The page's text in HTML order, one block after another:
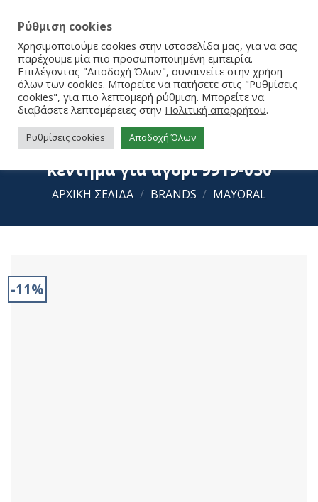
Mayoral Πετσέτα τρίγωνο με
κέντημα για αγόρι 9919-050
ΑΡΧΙΚΉ ΣΕΛΊΔΑ / BRANDS / MAYORAL
-11%
Ρύθμιση cookies
Χρησιμοποιούμε cookies στην ιστοσελίδα μας, για να σας
παρέχουμε μία πιο προσωποποιημένη εμπειρία.
Επιλέγοντας "Αποδοχή Όλων", συναινείτε στην χρήση
όλων των cookies. Μπορείτε να πατήσετε στις "Ρυθμίσεις
cookies", για πιο λεπτομερή ρύθμιση. Μπορείτε να
διαβάσετε λεπτομέρειες στην Πολιτική απορρήτου.
Ρυθμίσεις cookies Αποδοχή Όλων